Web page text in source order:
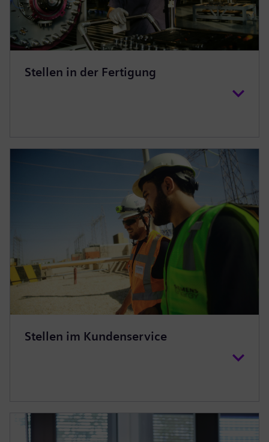
Stellen in der Fertigung
Stellen im Kundenservice